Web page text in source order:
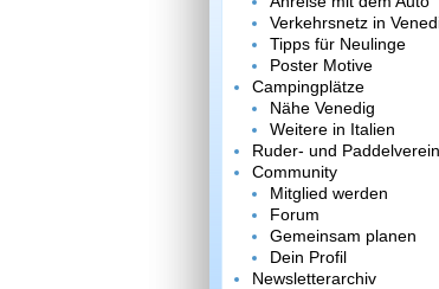
Verkehrsnetz in
Tipps für Neulinge
Poster Motive
Campingplätze
Nähe Venedig
Weitere in Italien
Ruder- und
Community
Mitglied werden
Forum
Gemeinsam planen
Dein Profil
Newsletterarchiv